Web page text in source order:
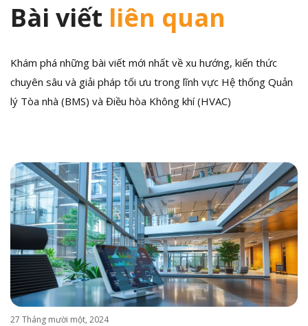
Bài viết liên quan
Khám phá những bài viết mới nhất về xu hướng, kiến thức
chuyên sâu và giải pháp tối ưu trong lĩnh vực Hệ thống Quản
lý Tòa nhà (BMS) và Điều hòa Không khí (HVAC)
27 Tháng mười một, 2024